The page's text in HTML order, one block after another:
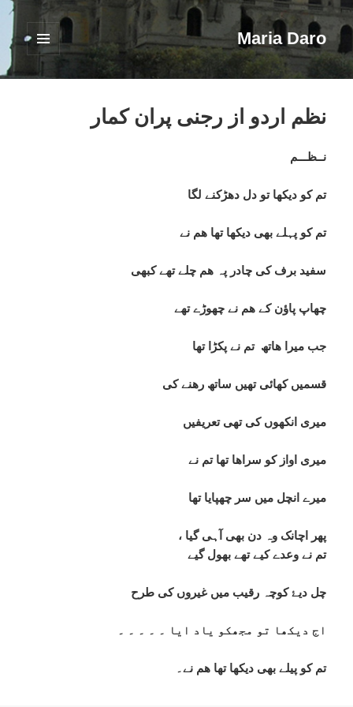
Maria Daro
فهرست
ابزارک‌ها
نظم اردو از رجنی پران کمار
نــظـــم
تم کو دیکھا تو دل دھڑکنے لگا
تم کو پہلے بھی دیکھا تھا ھم نے
سفید برف کی چادر پہ ھم چلے تھے کبھی
چھاپ پاؤن کے ھم نے چھوڑے تھے
جب میرا ھاتھ تم نے پکڑا تھا
قسمیں کھائی تھیں ساتھ رھنے کی
میری انکھوں کی تھی تعریفیں
میری اواز کو سراھا تھا تم نے
میرے انچل میں سر چھپایا تھا
پھر اچانک وہ دن بھی آہی گیا ،
تم نے وعدے کیے تھے بھول گیے
چل دیۓ کوچہ رقیب میں غیروں کی طرح
اج دیکھا تو مجھکو یاد ایا ۔ ۔ ۔ ۔ ۔
تم کو پیلے بھی دیکھا تھا ھم نے۔